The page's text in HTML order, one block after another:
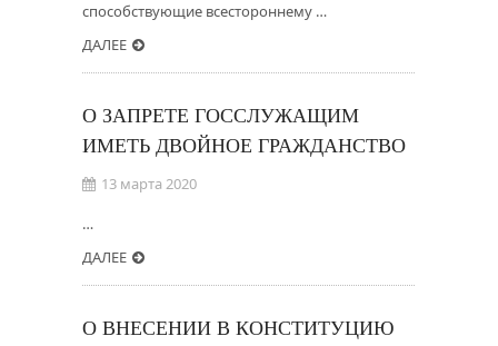
способствующие всестороннему …
ДАЛЕЕ
О ЗАПРЕТЕ ГОССЛУЖАЩИМ
ИМЕТЬ ДВОЙНОЕ ГРАЖДАНСТВО
13 марта 2020
…
ДАЛЕЕ
О ВНЕСЕНИИ В КОНСТИТУЦИЮ